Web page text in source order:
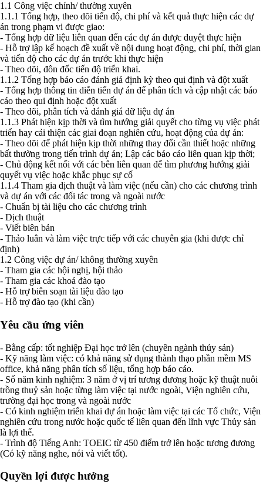
1.1 Công việc chính/ thường xuyên
1.1.1 Tổng hợp, theo dõi tiến độ, chi phí và kết quả thực hiện các dự
án trong phạm vi được giao:
- Tổng hợp dữ liệu liên quan đến các dự án được duyệt thực hiện
- Hỗ trợ lập kế hoạch đề xuất về nội dung hoạt động, chi phí, thời gian
và tiến độ cho các dự án trước khi thực hiện
- Theo dõi, đôn đốc tiến độ triển khai.
1.1.2 Tổng hợp báo cáo đánh giá định kỳ theo qui định và đột xuất
- Tổng hợp thông tin diễn tiến dự án để phân tích và cập nhật các báo
cáo theo qui định hoặc đột xuất
- Theo dõi, phân tích và đánh giá dữ liệu dự án
1.1.3 Phát hiện kịp thời và tìm hướng giải quyết cho từng vụ việc phát
triển hay cải thiện các giai đoạn nghiên cứu, hoạt động của dự án:
- Theo dõi để phát hiện kịp thời những thay đổi cần thiết hoặc những
bất thường trong tiến trình dự án; Lập các báo cáo liên quan kịp thời;
- Chủ động kết nối với các bên liên quan để tìm phương hướng giải
quyết vụ việc hoặc khắc phục sự cố
1.1.4 Tham gia dịch thuật và làm việc (nếu cần) cho các chương trình
và dự án với các đối tác trong và ngoài nước
- Chuẩn bị tài liệu cho các chương trình
- Dịch thuật
- Viết biên bản
- Thảo luân và làm việc trực tiếp với các chuyên gia (khi được chỉ
định)
1.2 Công việc dự án/ không thường xuyên
- Tham gia các hội nghị, hội thảo
- Tham gia các khoá đào tạo
- Hỗ trợ biên soạn tài liệu đào tạo
- Hỗ trợ đào tạo (khi cần)
Yêu cầu ứng viên
- Bằng cấp: tốt nghiệp Đại học trở lên (chuyên ngành thủy sản)
- Kỹ năng làm việc: có khả năng sử dụng thành thạo phần mềm MS
office, khả năng phân tích số liệu, tổng hợp báo cáo.
- Số năm kinh nghiệm: 3 năm ở vị trí tương đương hoặc kỹ thuật nuôi
trồng thuỷ sản hoặc từng làm việc tại nước ngoài, Viện nghiên cứu,
trường đại học trong và ngoài nước
- Có kinh nghiệm triển khai dự án hoặc làm việc tại các Tổ chức, Viện
nghiên cứu trong nước hoặc quốc tế liên quan đến lĩnh vực Thủy sản
là lợi thế.
- Trình độ Tiếng Anh: TOEIC từ 450 điểm trở lên hoặc tương đương
(Có kỹ năng nghe, nói và viết tốt).
Quyền lợi được hưởng